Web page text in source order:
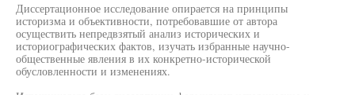
Диссертационное исследование опирается на принципы
историзма и объективности, потребовавшие от автора
осуществить непредвзятый анализ исторических и
историографических фактов, изучать избранные научно-
общественные явления в их конкретно-исторической
обусловленности и изменениях.